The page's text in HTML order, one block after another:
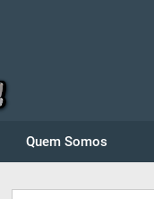
Quem Somos